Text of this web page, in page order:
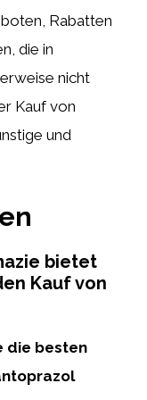
Rabatten
die in
nicht
Kauf von
und
bietet
Kauf von
die besten